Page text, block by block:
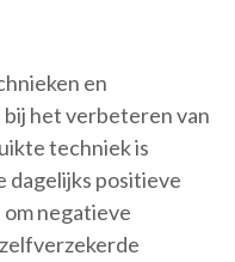
en
het verbeteren van
techniek is
dagelijks positieve
negatieve